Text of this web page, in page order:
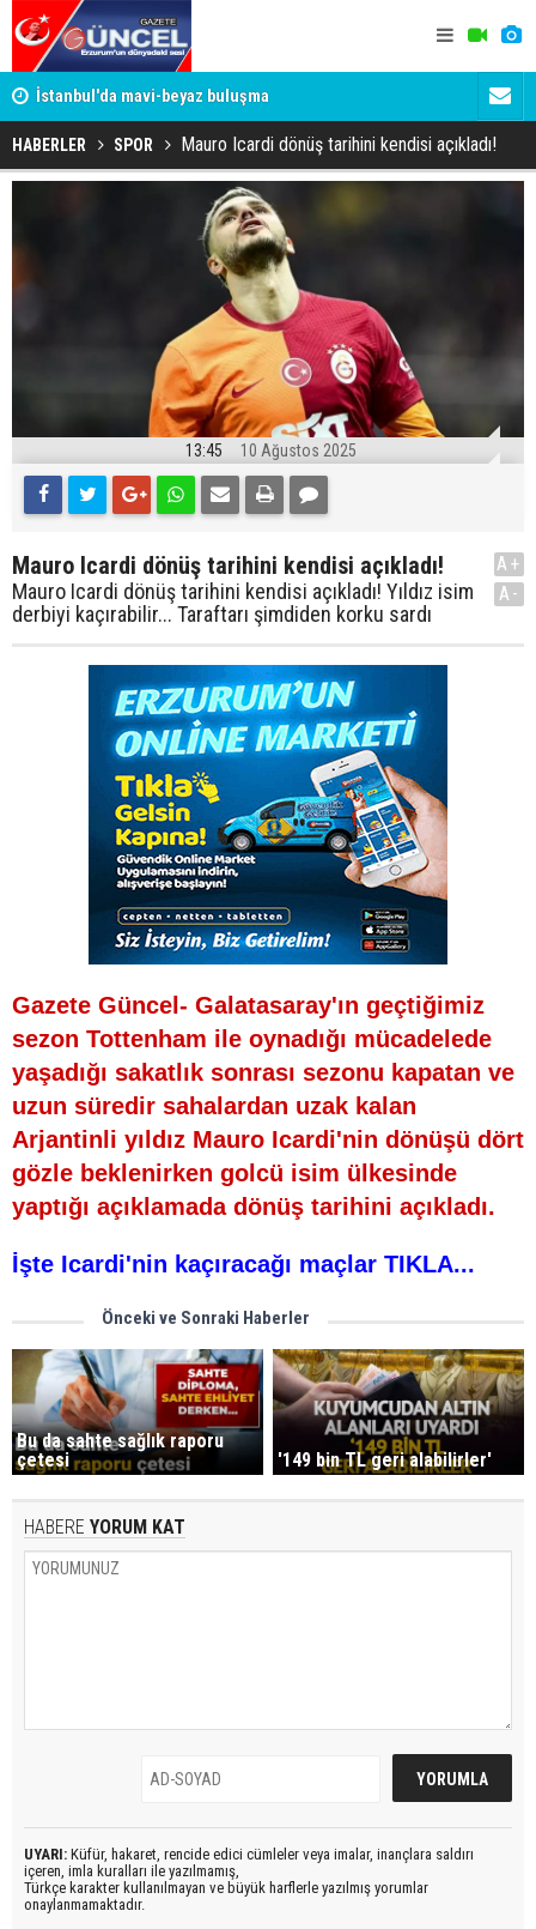
İstanbul'da mavi-beyaz buluşma
HABERLER SPOR Mauro Icardi dönüş tarihini kendisi açıkladı!
13:45 10 Ağustos 2025
Mauro Icardi dönüş tarihini kendisi açıkladı!
Mauro Icardi dönüş tarihini kendisi açıkladı! Yıldız isim
derbiyi kaçırabilir... Taraftarı şimdiden korku sardı
A+
A-
Gazete Güncel- Galatasaray'ın geçtiğimiz
sezon Tottenham ile oynadığı mücadelede
yaşadığı sakatlık sonrası sezonu kapatan ve
uzun süredir sahalardan uzak kalan
Arjantinli yıldız Mauro Icardi'nin dönüşü dört
gözle beklenirken golcü isim ülkesinde
yaptığı açıklamada dönüş tarihini açıkladı.
İşte Icardi'nin kaçıracağı maçlar TIKLA...
Önceki ve Sonraki Haberler
Bu da sahte sağlık raporu
çetesi
'149 bin TL geri alabilirler'
HABERE YORUM KAT
UYARI: Küfür, hakaret, rencide edici cümleler veya imalar, inançlara saldırı
içeren, imla kuralları ile yazılmamış,
Türkçe karakter kullanılmayan ve büyük harflerle yazılmış yorumlar
onaylanmamaktadır.